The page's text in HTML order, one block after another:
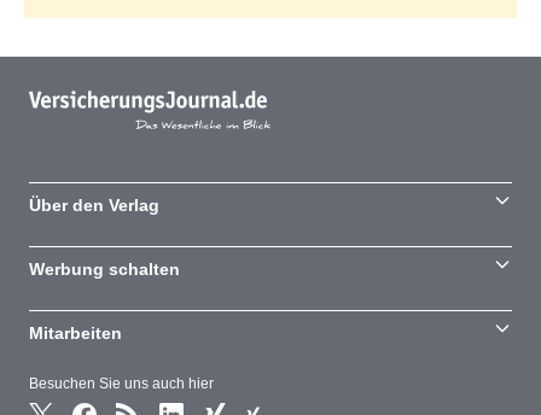
Besuchen Sie uns auch hier
Über den Verlag
Werbung schalten
Mitarbeiten